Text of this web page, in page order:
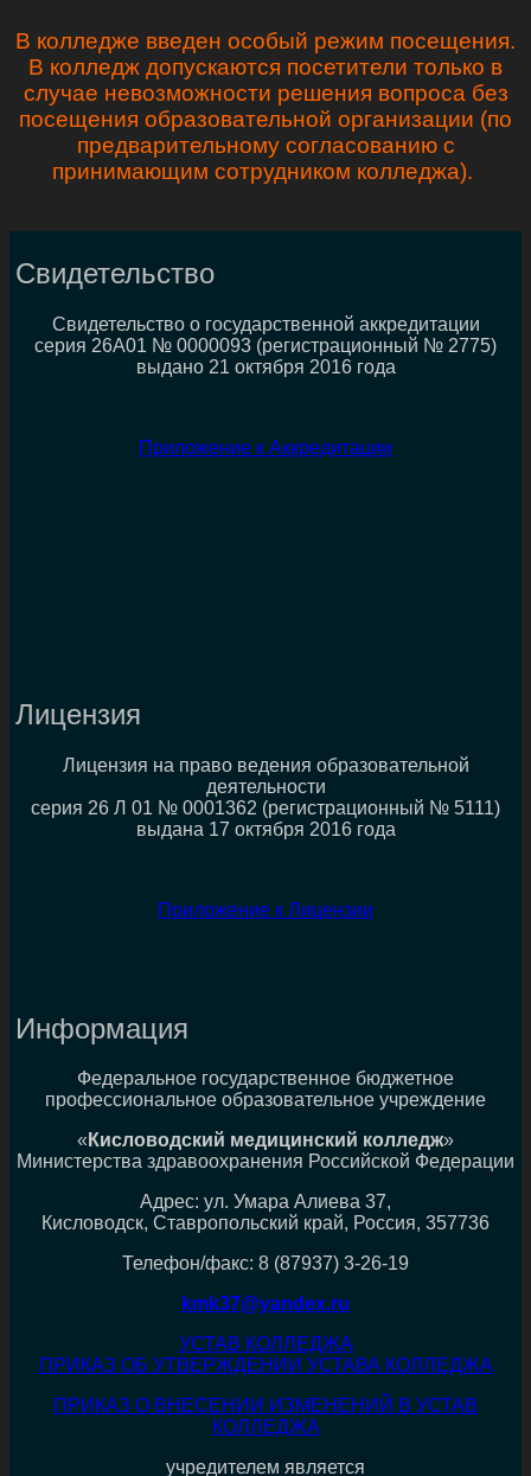
В колледже введен особый режим посещения.
В колледж допускаются посетители только в
случае невозможности решения вопроса без
посещения образовательной организации (по
предварительному согласованию с
принимающим сотрудником колледжа).
Свидетельство
Свидетельство о государственной аккредитации
серия 26А01 № 0000093 (регистрационный № 2775)
выдано 21 октября 2016 года
Приложение к Аккредитации
Лицензия
Лицензия на право ведения образовательной
деятельности
серия 26 Л 01 № 0001362 (регистрационный № 5111)
выдана 17 октября 2016 года
Приложение к Лицензии
Информация
Федеральное государственное бюджетное
профессиональное образовательное учреждение
« Кисловодский медицинский колледж»
Министерства здравоохранения Российской Федерации
Адрес: ул. Умара Алиева 37,
Кисловодск, Ставропольский край, Россия, 357736
Телефон/факс: 8 (87937) 3-26-19
kmk37@yandex.ru
УСТАВ КОЛЛЕДЖА
ПРИКАЗ ОБ УТВЕРЖДЕНИИ УСТАВА КОЛЛЕДЖА
ПРИКАЗ О ВНЕСЕНИИ ИЗМЕНЕНИЙ В УСТАВ
КОЛЛЕДЖА
учредителем является